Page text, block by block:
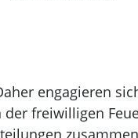
engagieren
freiwilligen